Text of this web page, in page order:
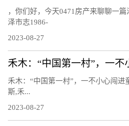
，你们好，今天0471房产来聊聊一篇
泽市志1986-
2023-08-27
禾木：“中国第一村”，一不
禾木：“中国第一村”，一不小心闯进
斯,禾...
2023-08-27